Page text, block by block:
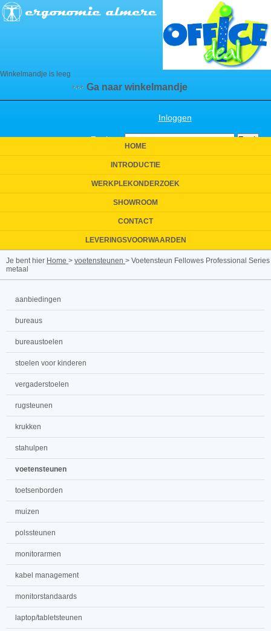
Winkelmandje is leeg
Ga naar winkelmandje
Inloggen
Zoeken:
HOME
INTRODUCTIE
WERKPLEKONDERZOEK
SHOWROOM
CONTACT
LEVERINGSVOORWAARDEN
Je bent hier Home > voetensteunen > Voetensteun Fellowes Professional Series
metaal
aanbiedingen
bureaus
bureaustoelen
stoelen voor kinderen
vergaderstoelen
rugsteunen
krukken
stahulpen
voetensteunen
toetsenborden
muizen
polssteunen
monitorarmen
kabel management
monitorstandaards
laptop/tabletsteunen